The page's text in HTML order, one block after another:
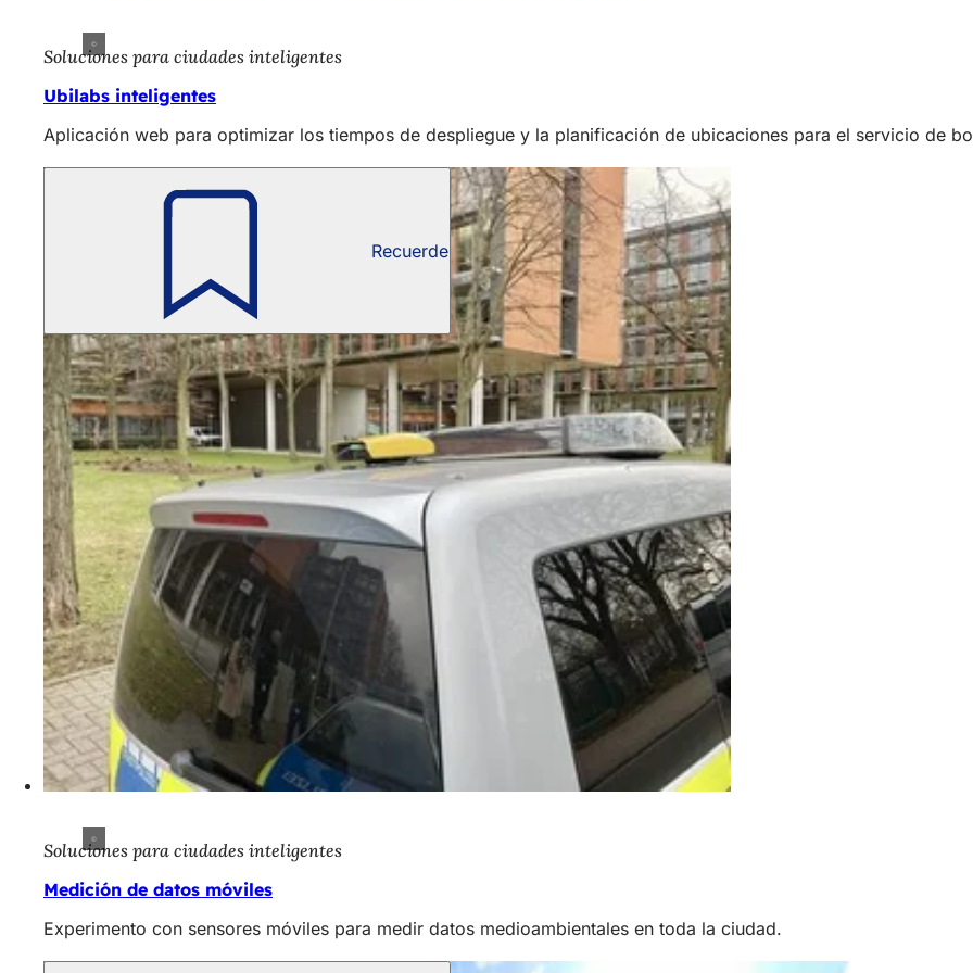
Soluciones para ciudades inteligentes
Ubilabs inteligentes
Aplicación web para optimizar los tiempos de despliegue y la planificación de ubicaciones para el servicio de
Recuerde
Soluciones para ciudades inteligentes
Medición de datos móviles
Experimento con sensores móviles para medir datos medioambientales en toda la ciudad.